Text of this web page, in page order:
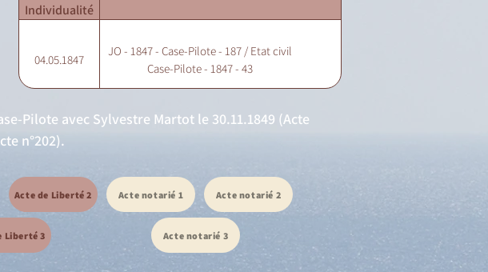
Individualité
04.05.1847
JO - 1847 - Case-Pilote - 187 / Etat civil
Case-Pilote - 1847 - 43
Pilote avec Sylvestre Martot le 30.11.1849 (Acte
n°202).
Acte de Liberté 2
Liberté 3
Acte notarié 1 Acte notarié 2
Acte notarié 3